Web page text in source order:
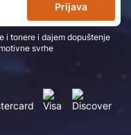
Prijava
i tonere i dajem dopuštenje
svrhe